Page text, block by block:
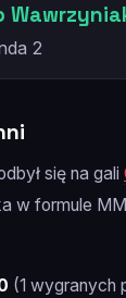
2
się na gali
w formule
(1 wygranych